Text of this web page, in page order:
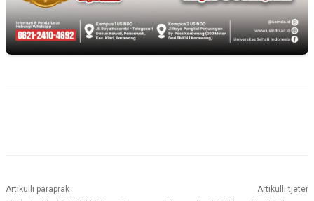
Artikulli paraprak Artikulli tjetër